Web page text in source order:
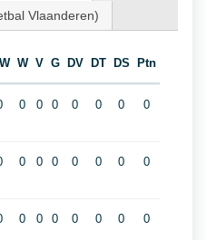
Vlaanderen)
W V G DV DT DS Ptn
0 0 0 0 0 0 0
0 0 0 0 0 0 0
0 0 0 0 0 0 0